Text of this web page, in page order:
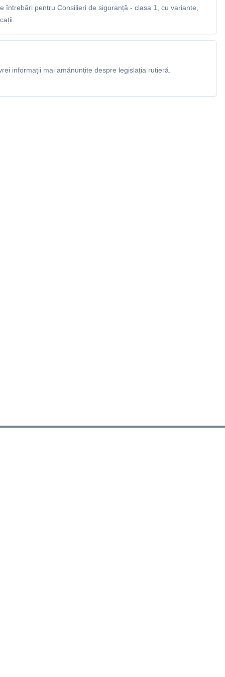
întrebări pentru Consilieri de siguranță - clasa 1, cu variante,
informații mai amănunțite despre legislația rutieră.